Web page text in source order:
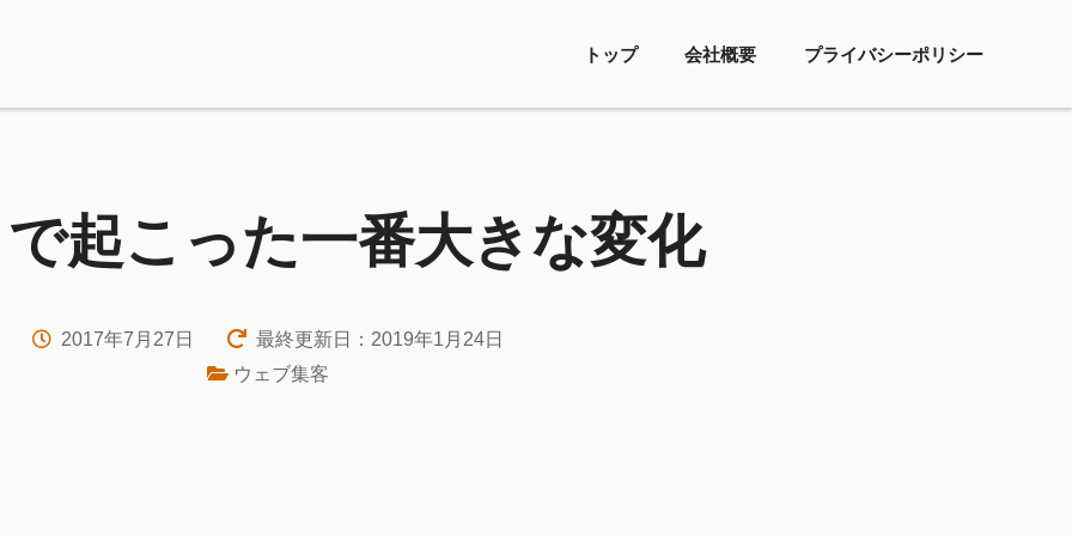
トップ 会社概要 プライバシーポリシー
起こった一番大きな変化
2017年7月27日
最終更新日：2019年1月24日
ウェブ集客